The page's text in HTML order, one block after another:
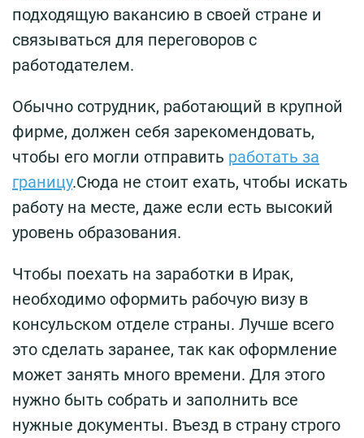
подходящую вакансию в своей стране и
связываться для переговоров с
работодателем.
Обычно сотрудник, работающий в крупной
фирме, должен себя зарекомендовать,
чтобы его могли отправить работать за
границу.Сюда не стоит ехать, чтобы искать
работу на месте, даже если есть высокий
уровень образования.
Чтобы поехать на заработки в Ирак,
необходимо оформить рабочую визу в
консульском отделе страны. Лучше всего
это сделать заранее, так как оформление
может занять много времени. Для этого
нужно быть собрать и заполнить все
нужные документы. Въезд в страну строго